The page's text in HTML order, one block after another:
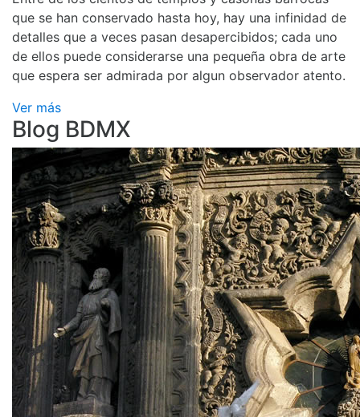
que se han conservado hasta hoy, hay una infinidad de
detalles que a veces pasan desapercibidos; cada uno
de ellos puede considerarse una pequeña obra de arte
que espera ser admirada por algun observador atento.
Ver más
Blog BDMX